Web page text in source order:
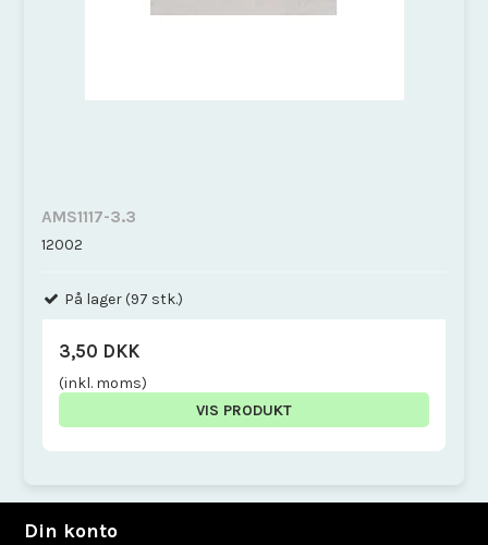
AMS1117-3.3
12002
På lager (97 stk.)
3,50 DKK
(inkl. moms)
VIS PRODUKT
Din konto